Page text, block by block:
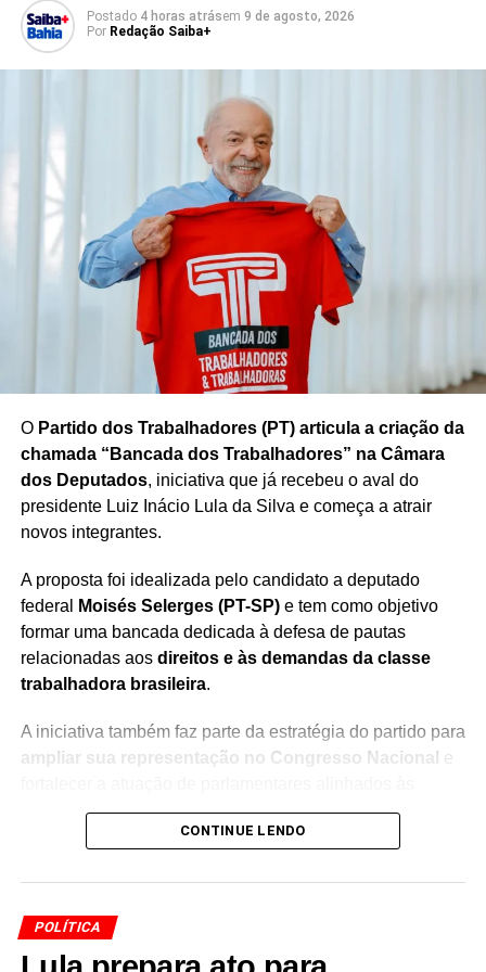
objetivo promover a importância da participação cidadã e
dos valores democráticos. A
de representantes da Justiça Eleitoral.
A defesa das urnas eletrônicas ocorre em meio aos
preparativos da Justiça Eleitoral para os próximos
processos eleitorais, com foco na manutenção dos
mecanismos de segurança, fiscalização e transparência
utilizados no sistema de votação brasileiro.
Redação Saiba+
Postado 4 horas atrásem 9 de agosto, 2026
Por Redação Saiba+
O Partido dos Trabalhadores (PT) articula a criação da
chamada “Bancada dos Trabalhadores” na Câmara
dos Deputados, iniciativa que já recebeu o aval do
presidente Luiz Inácio Lula da Silva e começa a atrair
novos integrantes.
A proposta foi idealizada pelo candidato a deputado
federal
Moisés Selerges (PT-SP)e tem como objetivo
formar uma bancada dedicada à defesa de pautas
relacionadas aos direitos e às demandas da classe
trabalhadora brasileira.
A iniciativa também faz parte da estratégia do partido para
ampliar sua representação no Congresso Nacional
e
pautas trabalhistas.
considerados prioritários para os trabalhadores, criando
discutir e acompanhar propostas relacionadas ao
mercado de trabalho e aos direitos sociais.
CONTINUE LENDO
POLÍTICA